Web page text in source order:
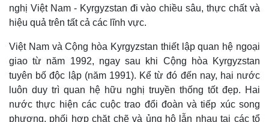
Thế giới
Quan sát
Cuộc sống đó đây
Hồ sơ
Ảnh
E-Magazine
Infographic
nghị Việt Nam - Kyrgyzstan đi vào chiều sâu, thực chất và
hiệu quả trên tất cả các lĩnh vực.
Việt Nam và Cộng hòa Kyrgyzstan thiết lập quan hệ ngoại
giao từ năm 1992, ngay sau khi Cộng hòa Kyrgyzstan
tuyên bố độc lập (năm 1991). Kể từ đó đến nay, hai nước
luôn duy trì quan hệ hữu nghị truyền thống tốt đẹp. Hai
nước thực hiện các cuộc trao đổi đoàn và tiếp xúc song
phương, phối hợp chặt chẽ và ủng hộ lẫn nhau tại các tổ